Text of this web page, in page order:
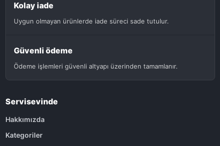
Kolay iade
Uygun olmayan ürünlerde iade süreci sade tutulur.
Güvenli ödeme
Ödeme işlemleri güvenli altyapı üzerinden tamamlanır.
Servisevinde
Hakkımızda
Kategoriler